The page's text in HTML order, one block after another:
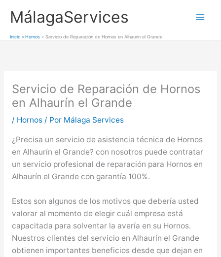
MálagaServices
Inicio Hornos Servicio de Reparación de Hornos en Alhaurín el Grande
Servicio de Reparación de Hornos
en Alhaurín el Grande
/ Hornos/ Por Málaga Services
¿Precisa un servicio de asistencia técnica de Hornos
en Alhaurín el Grande? con nosotros puede contratar
un servicio profesional de reparación para Hornos en
Alhaurín el Grande con garantía 100%.
Estos son algunos de los motivos que debería usted
valorar al momento de elegir cuál empresa está
capacitada para solventar la avería en su Hornos.
Nuestros clientes del servicio en Alhaurín el Grande
obtienen importantes beneficios desde que dejan en